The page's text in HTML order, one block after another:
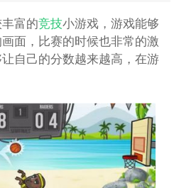
富的竞技小游戏，游戏能够
画面，比赛的时候也非常的激
自己的分数越来越高，在游